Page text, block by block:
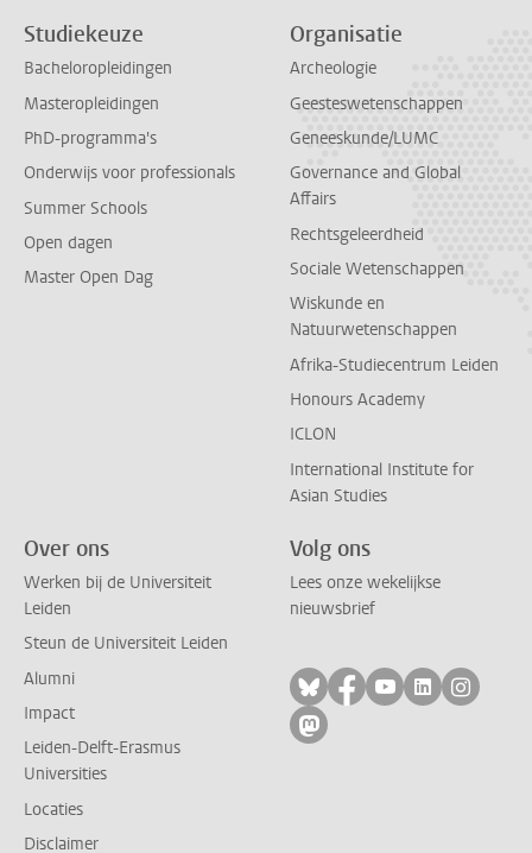
Studiekeuze
Bacheloropleidingen
Masteropleidingen
PhD-programma's
Onderwijs voor professionals
Summer Schools
Open dagen
Master Open Dag
Organisatie
Archeologie
Geesteswetenschappen
Geneeskunde/LUMC
Governance and Global
Affairs
Rechtsgeleerdheid
Sociale Wetenschappen
Wiskunde en
Natuurwetenschappen
Afrika-Studiecentrum Leiden
Honours Academy
ICLON
International Institute for
Asian Studies
Over ons
Werken bij de Universiteit
Leiden
Steun de Universiteit Leiden
Alumni
Impact
Leiden-Delft-Erasmus
Universities
Locaties
Disclaimer
Volg ons
Lees onze wekelijkse
nieuwsbrief
Volg ons op bluesky
Volg ons op
Volg ons op
Volg ons
Volg
Volg ons op mastodon